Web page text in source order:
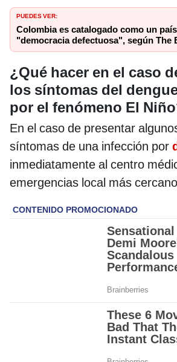
PUEDES VER:
Colombia es catalogado como un
"democracia defectuosa", según The
¿Qué hacer en el caso
los síntomas del
por el fenómeno El
En el caso de presentar
síntomas de una infección por
inmediatamente al centro
emergencias local más